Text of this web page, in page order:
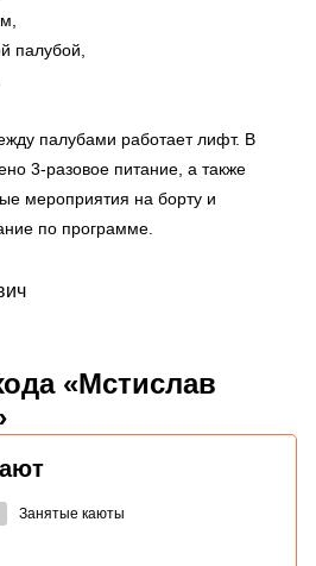
палубами работает лифт. В
3-разовое питание, а также
мероприятия на борту и
по программе.
«Мстислав
Занятые каюты